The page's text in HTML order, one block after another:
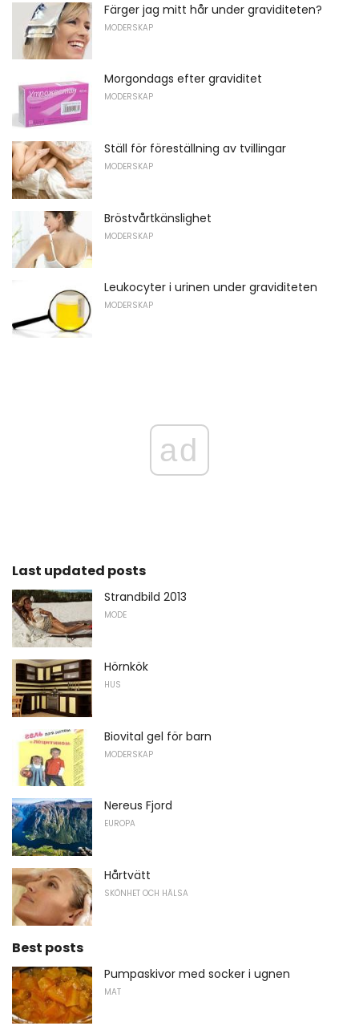
Färger jag mitt hår under graviditeten?
MODERSKAP
Morgondags efter graviditet
MODERSKAP
Ställ för föreställning av tvillingar
MODERSKAP
Bröstvårtkänslighet
MODERSKAP
Leukocyter i urinen under graviditeten
MODERSKAP
ad
Last updated posts
Strandbild 2013
MODE
Hörnkök
HUS
Biovital gel för barn
MODERSKAP
Nereus Fjord
EUROPA
Hårtvätt
SKÖNHET OCH HÄLSA
Best posts
Pumpaskivor med socker i ugnen
MAT